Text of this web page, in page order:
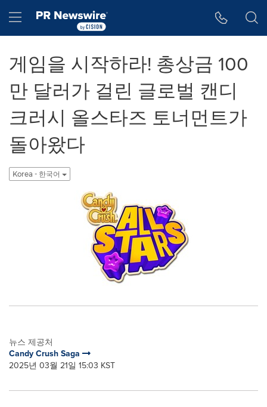
Hamburger menu
게임을 시작하라! 총상금 100
만 달러가 걸린 글로벌 캔디
크러시 올스타즈 토너먼트가
돌아왔다
Korea - 한국어
뉴스 제공처
Candy Crush Saga
2025년 03월 21일 15:03 KST